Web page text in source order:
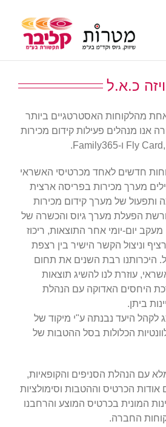
ויזה כ.א.ל
מהלקוחות האסטרטגיים ביותר
משנת 2002, עבורה אנו מנהלים פעילות קידום מכירות
חדשים לאחד מכרטיסי האשראי
מערך מכירות בפריסה ארצית
ותפעול של מערך קידום מכירות
הפעלת מערך גיוס והכשרה של
יום-יומי אחר התוצאות, ריכוז
וניצול הקשר הישיר בין רצפת
היכרותנו רבת השנים את תחום
עוזרת לנו להשיג תוצאות
היחסים האדוקה עם הנהלת
ביתן.
לקהל היעד נבנתה ע"י מיקוד של
הכלולות בסל ההטבות של
עם הנהלת הסניפים והקופאיות,
הכרטיס וההטבות וסימולציות
המונית בכרטיס המוצע והרחבנו
החברה.